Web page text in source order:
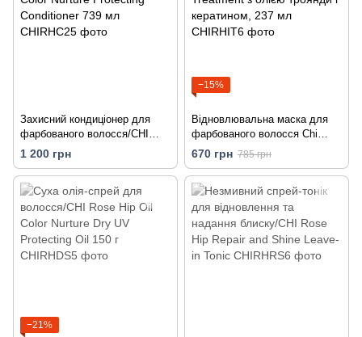
Захисний кондиціонер для
фарбованого волосся/CHI
Rose Hip Oil Color Nurture
Protecting Conditioner 739 мл
1 200 грн
−15%
Відновлювальна маска для
фарбованого волосся Chi
Rose Hip Oil Recovery
Treatment з олією троянди і
кератином, 237 мл
670 грн 785 грн
−21%